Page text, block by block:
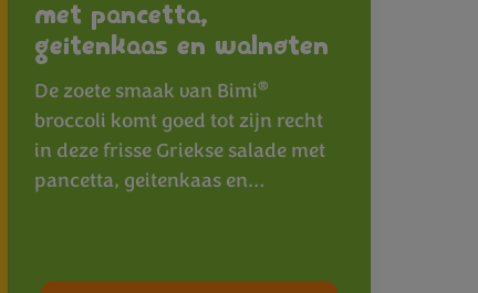
met pancetta,
geitenkaas en walnoten
De zoete smaak van Bimi®
broccoli komt goed tot zijn recht
in deze frisse Griekse salade met
pancetta, geitenkaas en…